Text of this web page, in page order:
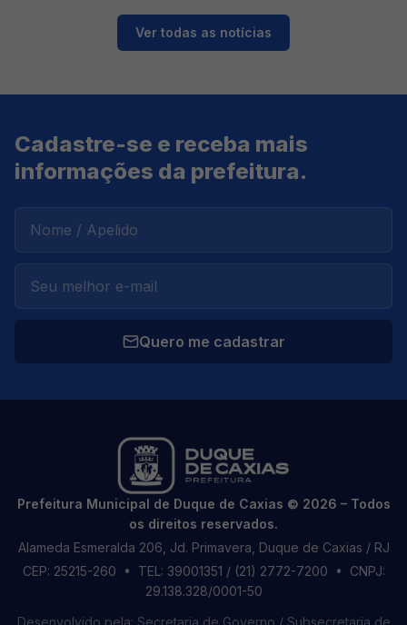
Ver todas as notícias
Cadastre-se e receba mais
informações da prefeitura.
Quero me cadastrar
Prefeitura Municipal de Duque de Caxias © 2026 – Todos
os direitos reservados.
Alameda Esmeralda 206, Jd. Primavera, Duque de Caxias / RJ
CEP: 25215-260 • TEL: 39001351 / (21) 2772-7200 • CNPJ:
29.138.328/0001-50
Desenvolvido pela: Secretaria de Governo / Subsecretaria de